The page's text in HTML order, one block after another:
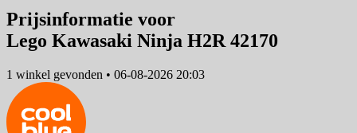
Prijsinformatie voor
Lego Kawasaki Ninja H2R 42170
1 winkel gevonden • 06-08-2026 20:03